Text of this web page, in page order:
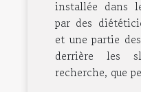
installée dans
par des
et une partie
derrière les
recherche, que